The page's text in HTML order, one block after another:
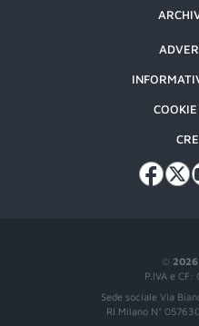
©
P.IVA e
Sede sociale Via
RI Milano N°